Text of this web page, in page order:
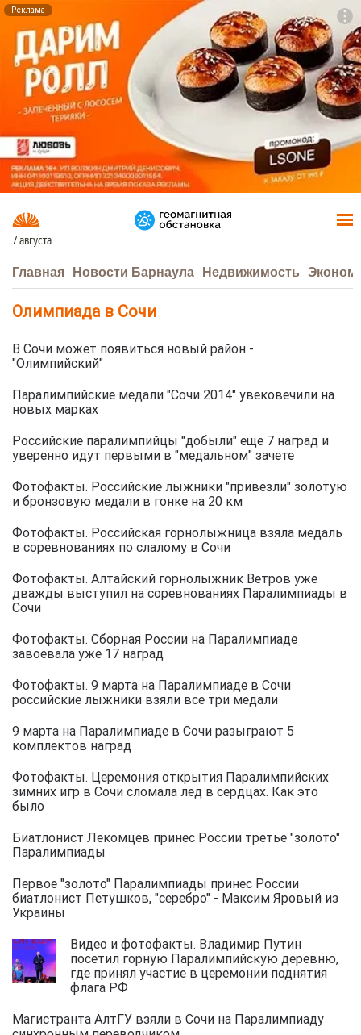
Реклама
7 августа
Главная Новости Барнаула Недвижимость
Олимпиада в Сочи
В Сочи может появиться новый район -
"Олимпийский"
Паралимпийские медали "Сочи 2014" увековечили на
новых марках
Российские паралимпийцы "добыли" еще 7 наград и
уверенно идут первыми в "медальном" зачете
Фотофакты. Российские лыжники "привезли" золотую
и бронзовую медали в гонке на 20 км
Фотофакты. Российская горнолыжница взяла медаль
в соревнованиях по слалому в Сочи
Фотофакты. Алтайский горнолыжник Ветров уже
дважды выступил на соревнованиях Паралимпиады в
Сочи
Фотофакты. Сборная России на Паралимпиаде
завоевала уже 17 наград
Фотофакты. 9 марта на Паралимпиаде в Сочи
российские лыжники взяли все три медали
9 марта на Паралимпиаде в Сочи разыграют 5
комплектов наград
Фотофакты. Церемония открытия Паралимпийских
зимних игр в Сочи сломала лед в сердцах. Как это
было
Биатлонист Лекомцев принес России третье "золото"
Паралимпиады
Первое "золото" Паралимпиады принес России
биатлонист Петушков, "серебро" - Максим Яровый из
Украины
Видео и фотофакты. Владимир Путин
посетил горную Паралимпийскую деревню,
где принял участие в церемонии поднятия
флага РФ
Магистранта АлтГУ взяли в Сочи на Паралимпиаду